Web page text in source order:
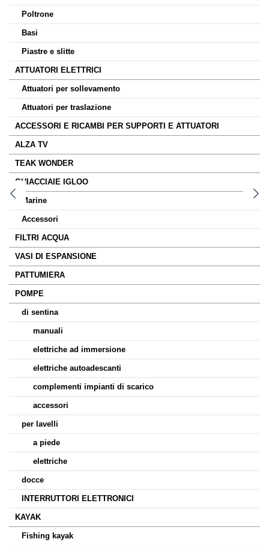
Poltrone
Basi
Piastre e slitte
ATTUATORI ELETTRICI
Attuatori per sollevamento
Attuatori per traslazione
ACCESSORI E RICAMBI PER SUPPORTI E ATTUATORI
ALZA TV
TEAK WONDER
GHIACCIAIE IGLOO
Marine
Accessori
FILTRI ACQUA
VASI DI ESPANSIONE
PATTUMIERA
POMPE
di sentina
manuali
elettriche ad immersione
elettriche autoadescanti
complementi impianti di scarico
accessori
per lavelli
a piede
elettriche
docce
INTERRUTTORI ELETTRONICI
KAYAK
Fishing kayak